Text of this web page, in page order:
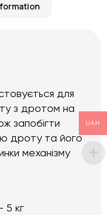
для
з дротом на
запобігти
дроту та його
механізму
5 кг
UAH